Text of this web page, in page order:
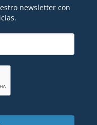
newsletter con